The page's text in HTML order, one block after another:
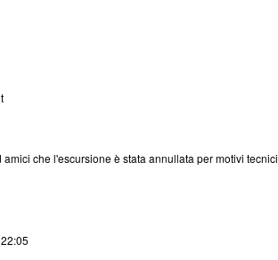
che l'escursione è stata annullata per motivi tecnici